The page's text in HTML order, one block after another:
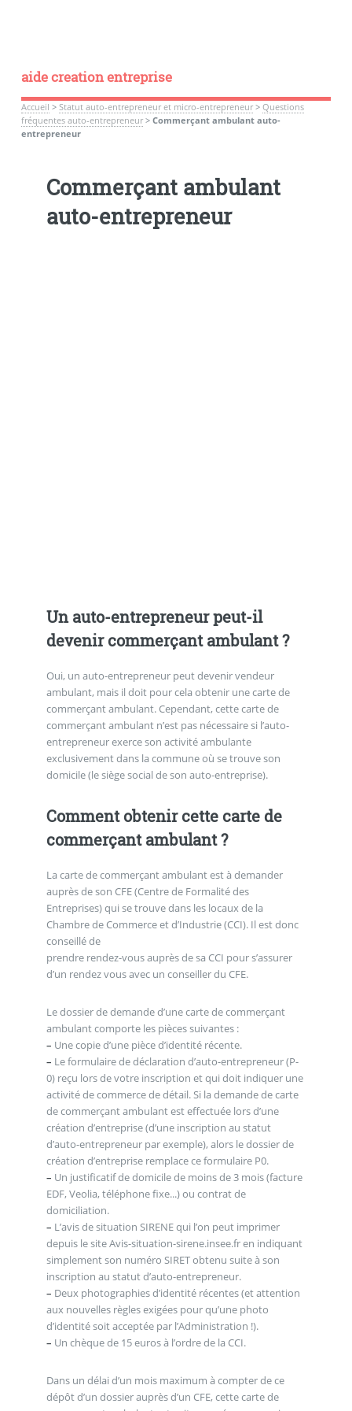
aide creation entreprise
Accueil > Statut auto-entrepreneur et micro-entrepreneur> Questions
fréquentes auto-entrepreneur> Commerçant ambulant auto-
entrepreneur
Commerçant ambulant
auto-entrepreneur
Un auto-entrepreneur peut-il
devenir commerçant ambulant ?
Oui, un auto-entrepreneur peut devenir vendeur
ambulant, mais il doit pour cela obtenir une carte de
commerçant ambulant. Cependant, cette carte de
commerçant ambulant n’est pas nécessaire si l’auto-
entrepreneur exerce son activité ambulante
exclusivement dans la commune où se trouve son
domicile (le siège social de son auto-entreprise).
Comment obtenir cette carte de
commerçant ambulant ?
La carte de commerçant ambulant est à demander
auprès de son CFE (Centre de Formalité des
Entreprises) qui se trouve dans les locaux de la
Chambre de Commerce et d’Industrie (CCI). Il est donc
conseillé de
prendre rendez-vous auprès de sa CCI pour s’assurer
d’un rendez vous avec un conseiller du CFE.
Le dossier de demande d’une carte de commerçant
ambulant comporte les pièces suivantes :
– Une copie d’une pièce d’identité récente.
– Le formulaire de déclaration d’auto-entrepreneur (P-
0) reçu lors de votre inscription et qui doit indiquer une
activité de commerce de détail. Si la demande de carte
de commerçant ambulant est effectuée lors d’une
création d’entreprise (d’une inscription au statut
d’auto-entrepreneur par exemple), alors le dossier de
création d’entreprise remplace ce formulaire P0.
– Un justificatif de domicile de moins de 3 mois (facture
EDF, Veolia, téléphone fixe...) ou contrat de
domiciliation.
– L’avis de situation SIRENE qui l’on peut imprimer
depuis le site Avis-situation-sirene.insee.fr en indiquant
simplement son numéro SIRET obtenu suite à son
inscription au statut d’auto-entrepreneur.
– Deux photographies d’identité récentes (et attention
aux nouvelles règles exigées pour qu’une photo
d’identité soit acceptée par l’Administration !).
– Un chèque de 15 euros à l’ordre de la CCI.
Dans un délai d’un mois maximum à compter de ce
dépôt d’un dossier auprès d’un CFE, cette carte de